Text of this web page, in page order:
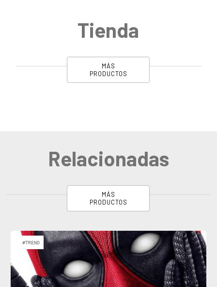
Tienda
MÁS
PRODUCTOS
Relacionadas
MÁS
PRODUCTOS
#TREND